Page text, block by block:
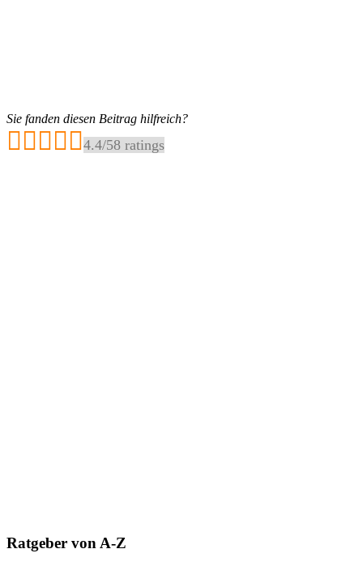
Sie fanden diesen Beitrag hilfreich?
4.4/58 ratings
Ratgeber von A-Z